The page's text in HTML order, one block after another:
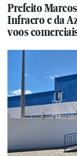
Prefeito
Infraero e da
voos